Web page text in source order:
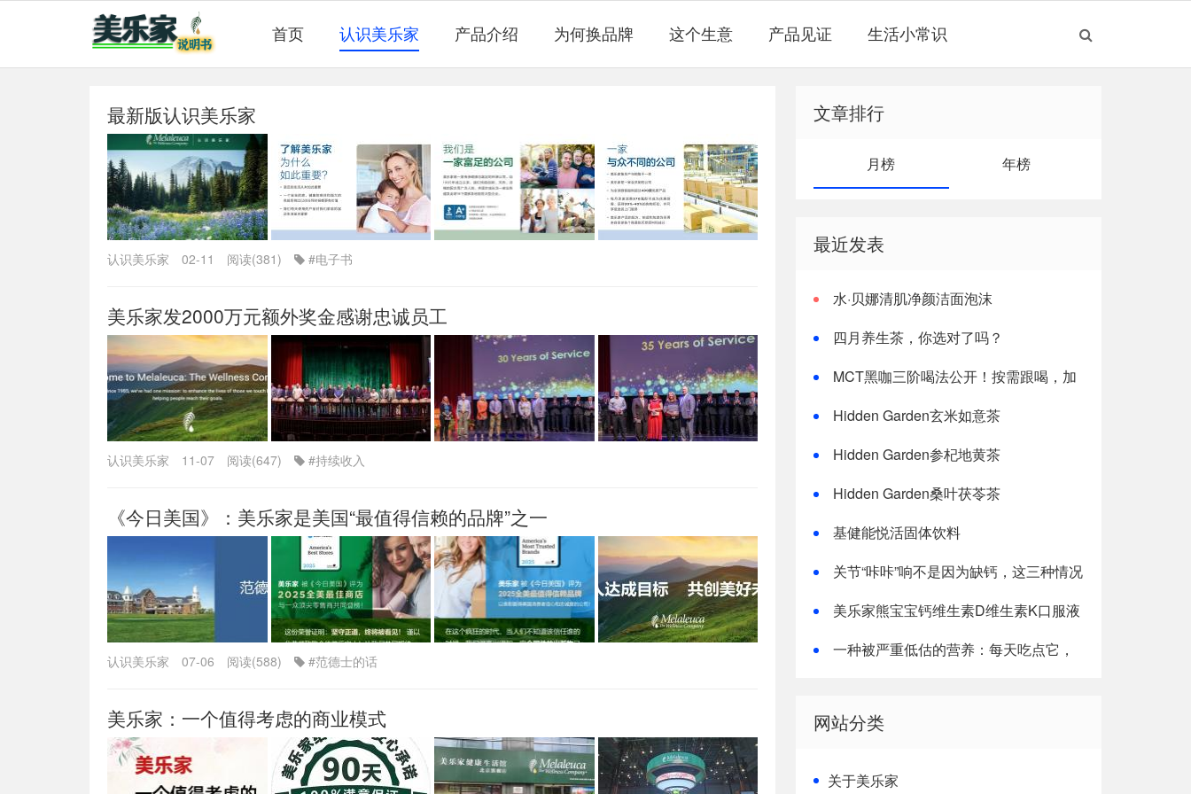
首页 认识美乐家 产品介绍 为何换品牌 这个生意 产品见证 生活小常识
最新版认识美乐家
认识美乐家 02-11 阅读(381) #电子书
美乐家发2000万元额外奖金感谢忠诚员工
认识美乐家 11-07 阅读(647) #持续收入
《今日美国》：美乐家是美国“最值得信赖的品牌”之一
认识美乐家 07-06 阅读(588) #范德士的话
美乐家：一个值得考虑的商业模式
文章排行
月榜 年榜
最近发表
水·贝娜清肌净颜洁面泡沫
四月养生茶，你选对了吗？
MCT黑咖三阶喝法公开！按需跟喝，加
Hidden Garden玄米如意茶
Hidden Garden参杞地黄茶
Hidden Garden桑叶茯苓茶
基健能悦活固体饮料
关节“咔咔”响不是因为缺钙，这三种情况
美乐家熊宝宝钙维生素D维生素K口服液
一种被严重低估的营养：每天吃点它，
网站分类
关于美乐家